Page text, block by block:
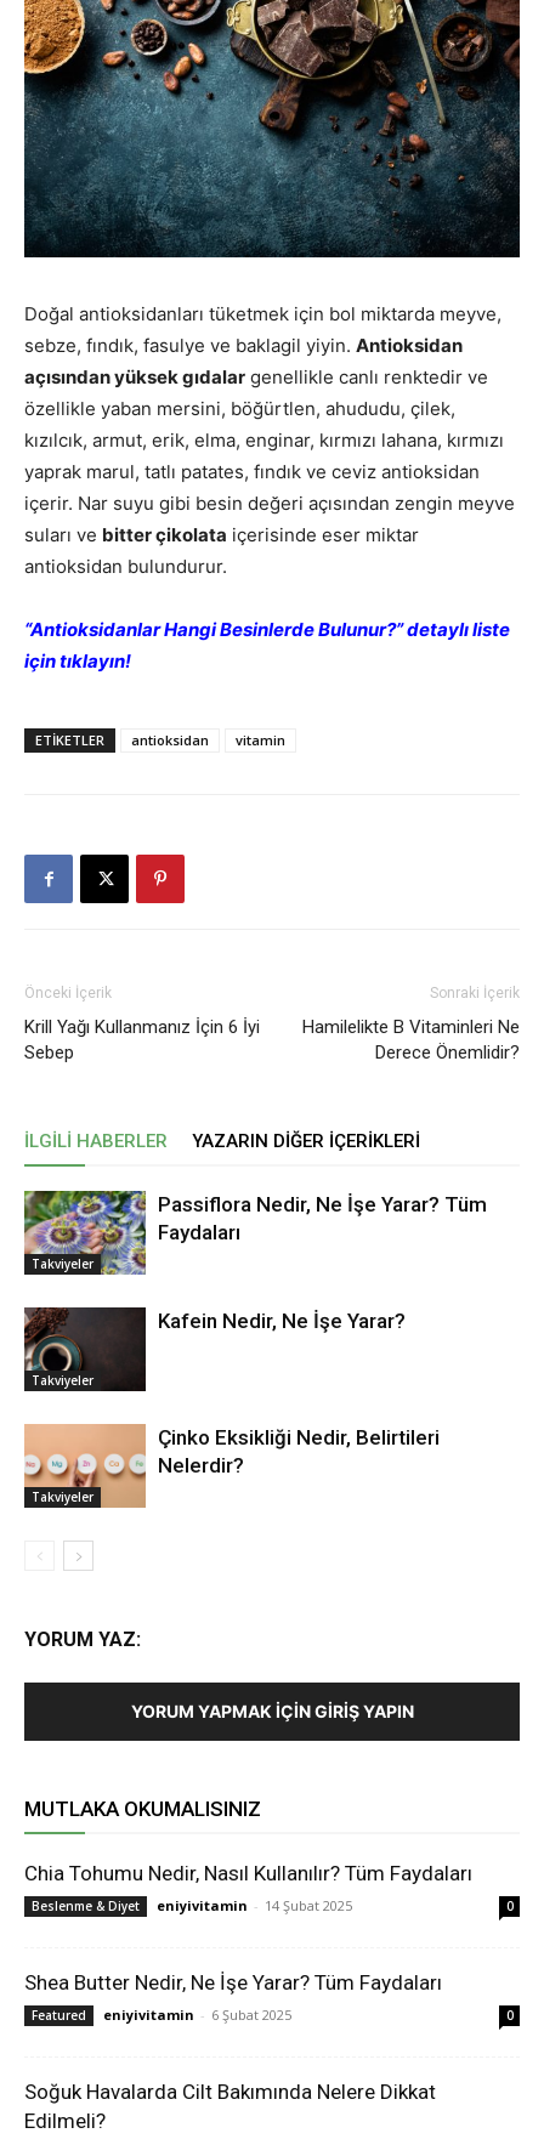
Doğal antioksidanları tüketmek için bol miktarda meyve,
sebze, fındık, fasulye ve baklagil yiyin. Antioksidan
açısından yüksek gıdalar genellikle canlı renktedir ve
özellikle yaban mersini, böğürtlen, ahududu, çilek,
kızılcık, armut, erik, elma, enginar, kırmızı lahana, kırmızı
yaprak marul, tatlı patates, fındık ve ceviz antioksidan
içerir. Nar suyu gibi besin değeri açısından zengin meyve
suları ve bitter çikolata içerisinde eser miktar
antioksidan bulundurur.
“Antioksidanlar Hangi Besinlerde Bulunur?” detaylı liste
için tıklayın!
ETIKETLER antioksidan vitamin
Önceki İçerik
Krill Yağı Kullanmanız İçin 6 İyi
Sebep
Sonraki İçerik
Hamilelikte B Vitaminleri Ne
Derece Önemlidir?
İLGILI HABERLER YAZARIN DIĞER İÇERIKLERI
Takviyeler
Passiflora Nedir, Ne İşe Yarar? Tüm
Faydaları
Takviyeler
Kafein Nedir, Ne İşe Yarar?
Takviyeler
Çinko Eksikliği Nedir, Belirtileri
Nelerdir?
YORUM YAZ:
YORUM YAPMAK İÇIN GIRIŞ YAPIN
MUTLAKA OKUMALISINIZ
Chia Tohumu Nedir, Nasıl Kullanılır? Tüm Faydaları
Beslenme & Diyet eniyivitamin - 14 Şubat 2025 0
Shea Butter Nedir, Ne İşe Yarar? Tüm Faydaları
Featured eniyivitamin - 6 Şubat 2025 0
Soğuk Havalarda Cilt Bakımında Nelere Dikkat
Edilmeli?